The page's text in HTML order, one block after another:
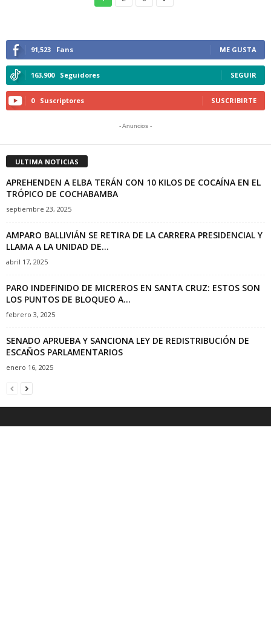
91,523 Fans ME GUSTA
163,900 Seguidores SEGUIR
0 Suscriptores SUSCRIBIRTE
- Anuncios -
ULTIMA NOTICIAS
APREHENDEN A ELBA TERÁN CON 10 KILOS DE COCAÍNA EN EL
TRÓPICO DE COCHABAMBA
septiembre 23, 2025
AMPARO BALLIVIÁN SE RETIRA DE LA CARRERA PRESIDENCIAL Y
LLAMA A LA UNIDAD DE...
abril 17, 2025
PARO INDEFINIDO DE MICREROS EN SANTA CRUZ: ESTOS SON
LOS PUNTOS DE BLOQUEO A...
febrero 3, 2025
SENADO APRUEBA Y SANCIONA LEY DE REDISTRIBUCIÓN DE
ESCAÑOS PARLAMENTARIOS
enero 16, 2025